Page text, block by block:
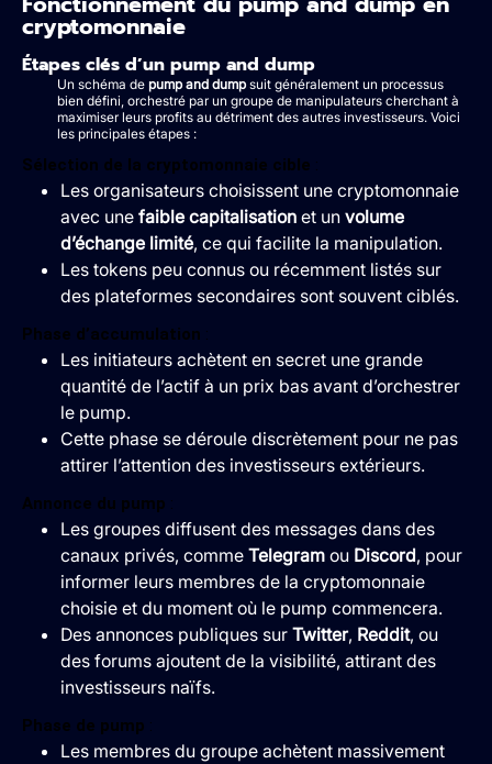
cryptomonnaie
Étapes clés d’un pump and dump
Un schéma de pump and dumpsuit généralement un processus
bien défini, orchestré par un groupe de manipulateurs cherchant à
maximiser leurs profits au détriment des autres investisseurs. Voici
les principales étapes :
Sélection de la cryptomonnaie cible :
Les organisateurs choisissent une cryptomonnaie
avec une faible capitalisation et un volume
d’échange limité, ce qui facilite la manipulation.
Les tokens peu connus ou récemment listés sur
des plateformes secondaires sont souvent ciblés.
Phase d’accumulation :
Les initiateurs achètent en secret une grande
quantité de l’actif à un prix bas avant d’orchestrer
le pump.
Cette phase se déroule discrètement pour ne pas
attirer l’attention des investisseurs extérieurs.
Annonce du pump :
Les groupes diffusent des messages dans des
canaux privés, comme Telegram ou Discord, pour
informer leurs membres de la cryptomonnaie
choisie et du moment où le pump commencera.
Des annonces publiques sur Twitter, Reddit, ou
des forums ajoutent de la visibilité, attirant des
investisseurs naïfs.
Phase de pump :
Les membres du groupe achètent massivement